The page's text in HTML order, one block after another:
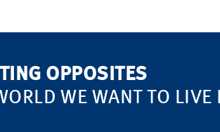
OPPOSITES
WE WANT TO LIVE